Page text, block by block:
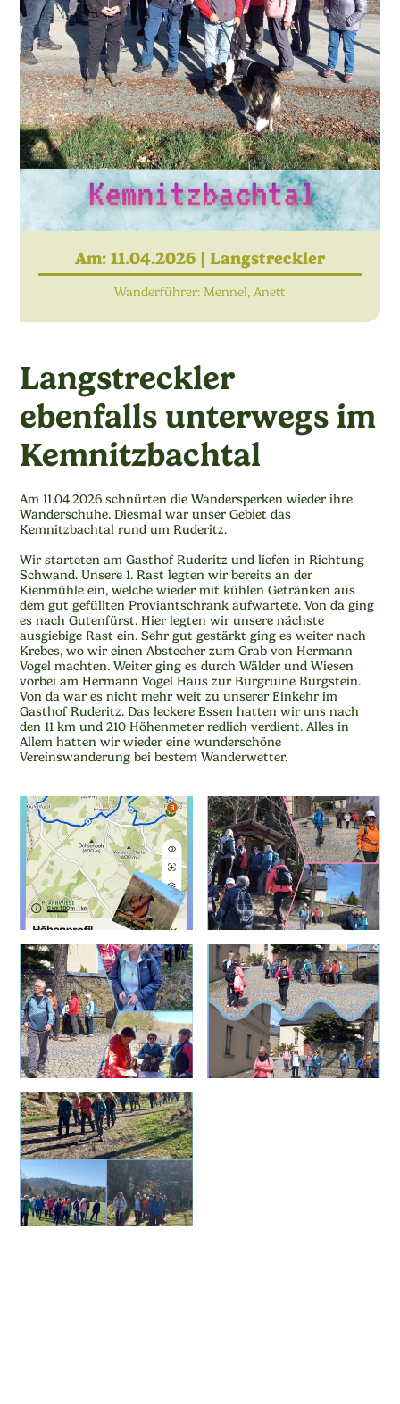
Langstreckler
ebenfalls unterwegs im
Kemnitzbachtal
Am 11.04.2026 schnürten die Wandersperken wieder ihre
Wanderschuhe. Diesmal war unser Gebiet das
Kemnitzbachtal rund um Ruderitz.
Wir starteten am Gasthof Ruderitz und liefen in Richtung
Schwand. Unsere 1. Rast legten wir bereits an der
Kienmühle ein, welche wieder mit kühlen Getränken aus
dem gut gefüllten Proviantschrank aufwartete. Von da ging
es nach Gutenfürst. Hier legten wir unsere nächste
ausgiebige Rast ein. Sehr gut gestärkt ging es weiter nach
Krebes, wo wir einen Abstecher zum Grab von Hermann
Vogel machten. Weiter ging es durch Wälder und Wiesen
vorbei am Hermann Vogel Haus zur Burgruine Burgstein.
Von da war es nicht mehr weit zu unserer Einkehr im
Gasthof Ruderitz. Das leckere Essen hatten wir uns nach
den 11 km und 210 Höhenmeter redlich verdient. Alles in
Allem hatten wir wieder eine wunderschöne
Vereinswanderung bei bestem Wanderwetter.
Am: 11.04.2026 | Langstreckler
Wanderführer: Mennel, Anett